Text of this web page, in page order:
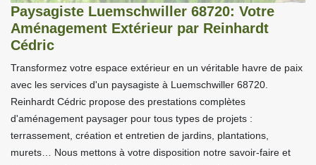
Paysagiste Luemschwiller 68720: Votre
Aménagement Extérieur par Reinhardt
Cédric
Transformez votre espace extérieur en un véritable havre de paix
avec les services d'un paysagiste à Luemschwiller 68720.
Reinhardt Cédric propose des prestations complètes
d'aménagement paysager pour tous types de projets :
terrassement, création et entretien de jardins, plantations,
murets… Nous mettons à votre disposition notre savoir-faire et